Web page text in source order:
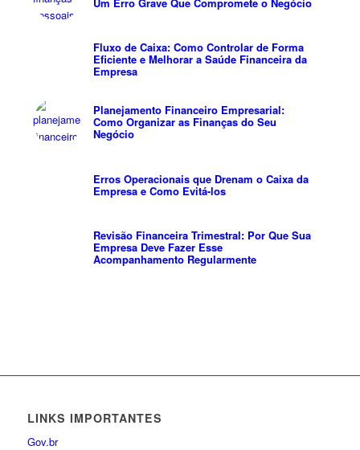
Fluxo de Caixa: Como Controlar de Forma
Eficiente e Melhorar a Saúde Financeira da
Empresa
Planejamento Financeiro Empresarial:
Como Organizar as Finanças do Seu
Negócio
Erros Operacionais que Drenam o Caixa da
Empresa e Como Evitá-los
Revisão Financeira Trimestral: Por Que Sua
Empresa Deve Fazer Esse
Acompanhamento Regularmente
LINKS IMPORTANTES
Gov.br